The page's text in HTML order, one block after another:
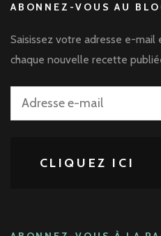
ABONNEZ-VOUS AU
Saisissez votre adresse e-
chaque nouvelle recette
Adresse
CLIQUEZ ICI